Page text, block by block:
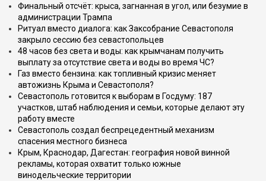
Финальный отсчёт: крыса, загнанная в угол, или безумие в
администрации Трампа
Ритуал вместо диалога: как Заксобрание Севастополя
закрыло сессию без севастопольцев
48 часов без света и воды: как крымчанам получить
выплату за отсутствие света и воды во время ЧС?
Газ вместо бензина: как топливный кризис меняет
автожизнь Крыма и Севастополя?
Севастополь готовится к выборам в Госдуму: 187
участков, штаб наблюдения и семьи, которые делают эту
работу вместе
Севастополь создал беспрецедентный механизм
спасения местного бизнеса
Крым, Краснодар, Дагестан: география новой винной
рекламы, которая охватит только южные
винодельческие территории